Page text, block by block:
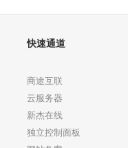
快速通道
商途互联
云服务器
新杰在线
独立控制面板